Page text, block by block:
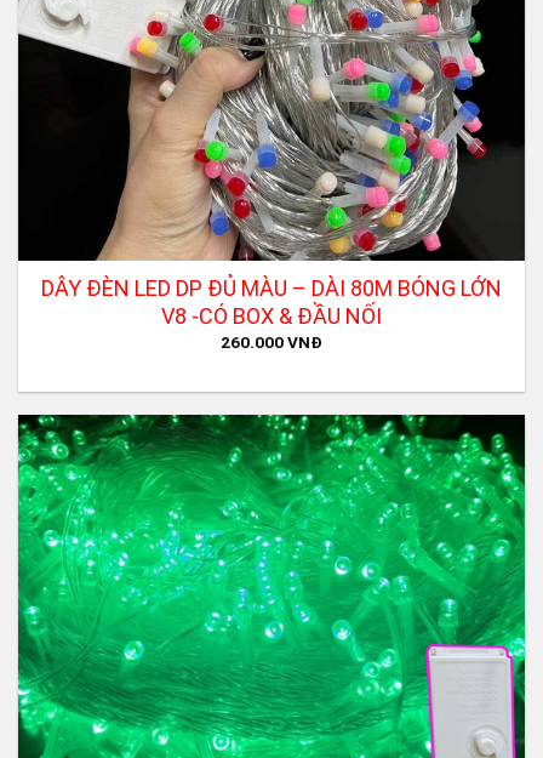
DÂY ĐÈN LED DP ĐỦ MÀU – DÀI 80M BÓNG LỚN
V8 -CÓ BOX & ĐẦU NỐI
260.000VNĐ